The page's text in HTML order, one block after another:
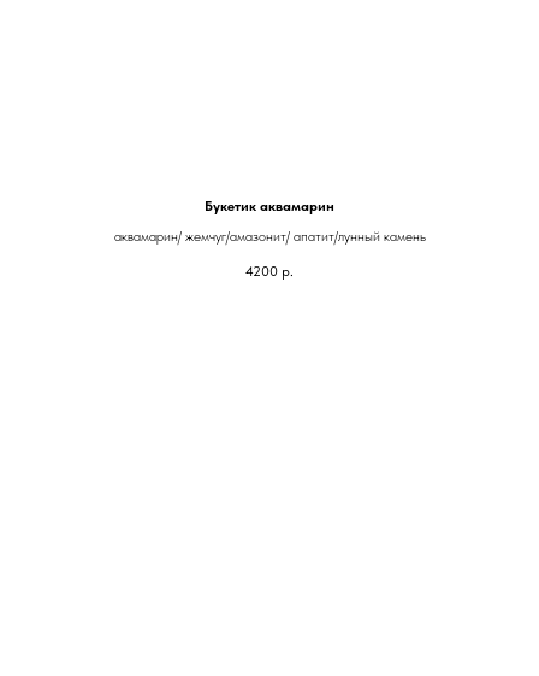
Букетик аквамарин
аквамарин/ жемчуг/амазонит/ апатит/лунный камень
4200 р.